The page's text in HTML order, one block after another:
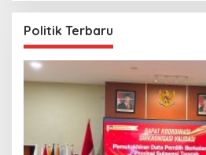
Politik Terbaru